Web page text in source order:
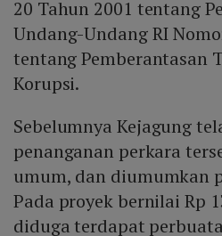
20 Tahun 2001 tentang
Undang-Undang RI
tentang Pemberantasan
Korupsi.
Sebelumnya Kejagung
penanganan perkara
umum, dan diumumkan
Pada proyek bernilai Rp
diduga terdapat